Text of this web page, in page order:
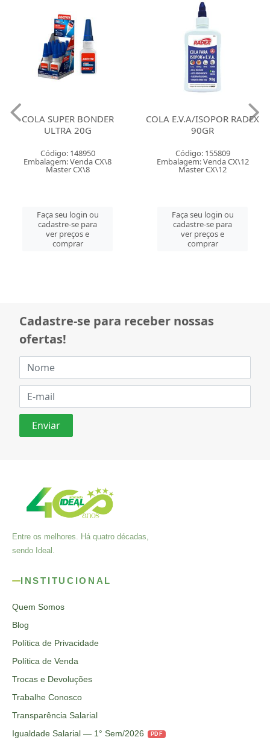
COLA SUPER BONDER
ULTRA 20G
Código: 148950
Embalagem: Venda CX\8
Master CX\8
Faça seu login ou
cadastre-se para
ver preços e
comprar
COLA E.V.A/ISOPOR RADEX
90GR
Código: 155809
Embalagem: Venda CX\12
Master CX\12
Faça seu login ou
cadastre-se para
ver preços e
comprar
Cadastre-se para receber nossas
ofertas!
Entre os melhores. Há quatro décadas,
sendo Ideal.
INSTITUCIONAL
Quem Somos
Blog
Política de Privacidade
Política de Venda
Trocas e Devoluções
Trabalhe Conosco
Transparência Salarial
Igualdade Salarial — 1° Sem/2026
PDF